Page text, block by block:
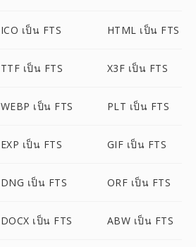
ICO เป็น FTS HTML เป็น FTS
TTF เป็น FTS X3F เป็น FTS
WEBP เป็น FTS PLT เป็น FTS
EXP เป็น FTS GIF เป็น FTS
DNG เป็น FTS ORF เป็น FTS
DOCX เป็น FTS ABW เป็น FTS